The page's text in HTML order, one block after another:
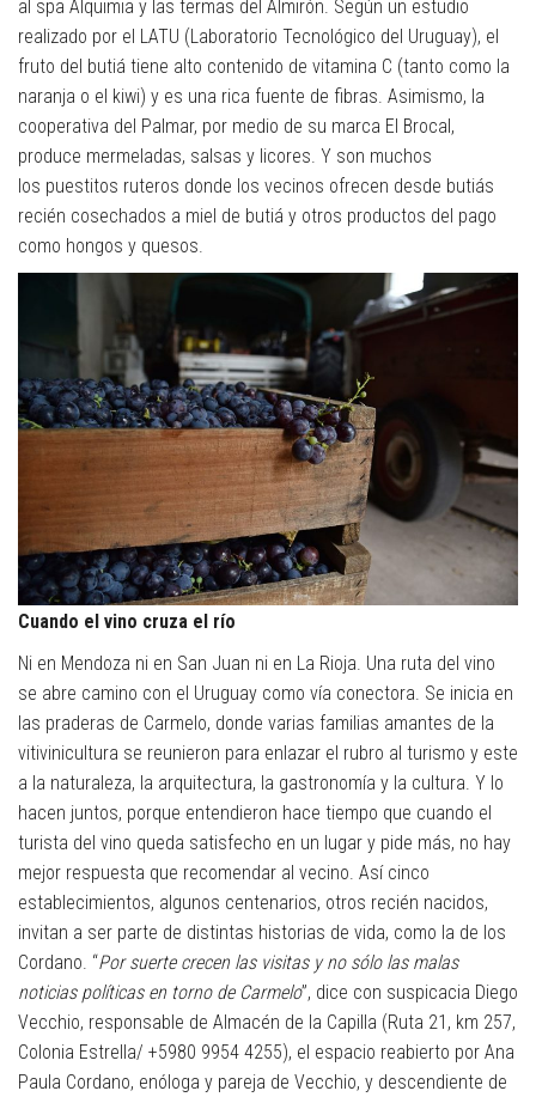
al spa Alquimia y las termas del Almirón. Según un estudio
realizado por el LATU (Laboratorio Tecnológico del Uruguay), el
fruto del butiá tiene alto contenido de vitamina C (tanto como la
naranja o el kiwi) y es una rica fuente de fibras. Asimismo, la
cooperativa del Palmar, por medio de su marca El Brocal,
produce mermeladas, salsas y licores. Y son muchos
los puestitos ruteros donde los vecinos ofrecen desde butiás
recién cosechados a miel de butiá y otros productos del pago
como hongos y quesos.
Cuando el vino cruza el río
Ni en Mendoza ni en San Juan ni en La Rioja. Una ruta del vino
se abre camino con el Uruguay como vía conectora. Se inicia en
las praderas de Carmelo, donde varias familias amantes de la
vitivinicultura se reunieron para enlazar el rubro al turismo y este
a la naturaleza, la arquitectura, la gastronomía y la cultura. Y lo
hacen juntos, porque entendieron hace tiempo que cuando el
turista del vino queda satisfecho en un lugar y pide más, no hay
mejor respuesta que recomendar al vecino. Así cinco
establecimientos, algunos centenarios, otros recién nacidos,
invitan a ser parte de distintas historias de vida, como la de los
Cordano. “Por suerte crecen las visitas y no sólo las malas
noticias políticas en torno de Carmelo”, dice con suspicacia Diego
Vecchio, responsable de Almacén de la Capilla (Ruta 21, km 257,
Colonia Estrella/ +5980 9954 4255), el espacio reabierto por Ana
Paula Cordano, enóloga y pareja de Vecchio, y descendiente de